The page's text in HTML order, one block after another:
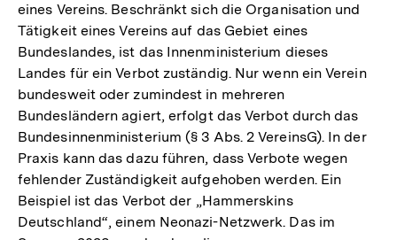
eines Vereins. Beschränkt sich die Organisation und
Tätigkeit eines Vereins auf das Gebiet eines
Bundeslandes, ist das Innenministerium dieses
Landes für ein Verbot zuständig. Nur wenn ein Verein
bundesweit oder zumindest in mehreren
Bundesländern agiert, erfolgt das Verbot durch das
Bundesinnenministerium (§ 3 Abs. 2 VereinsG). In der
Praxis kann das dazu führen, dass Verbote wegen
fehlender Zuständigkeit aufgehoben werden. Ein
Beispiel ist das Verbot der „Hammerskins
Deutschland“, einem Neonazi-Netzwerk. Das im